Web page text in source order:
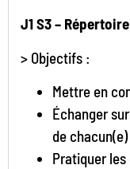
J1 S3 –
> Objectifs :
Mettre en
Échanger
de chacun(e)
Pratiquer